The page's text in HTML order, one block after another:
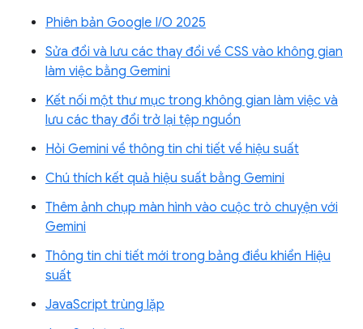
Phiên bản Google I/O 2025
Sửa đổi và lưu các thay đổi về CSS vào không gian
làm việc bằng Gemini
Kết nối một thư mục trong không gian làm việc và
lưu các thay đổi trở lại tệp nguồn
Hỏi Gemini về thông tin chi tiết về hiệu suất
Chú thích kết quả hiệu suất bằng Gemini
Thêm ảnh chụp màn hình vào cuộc trò chuyện với
Gemini
Thông tin chi tiết mới trong bảng điều khiển Hiệu
suất
JavaScript trùng lặp